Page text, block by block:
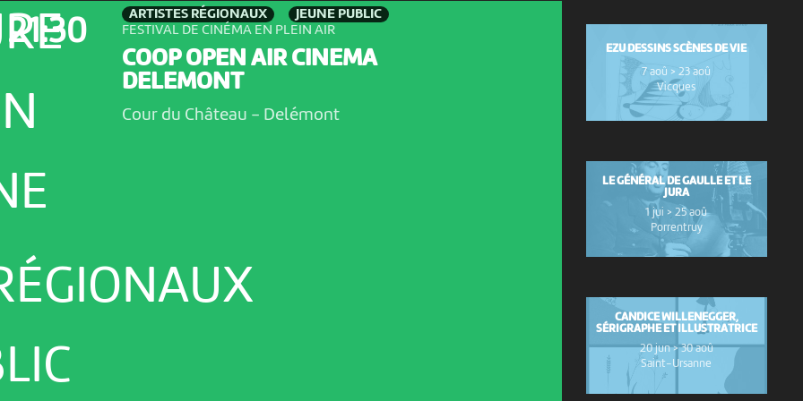
21:30
ARTISTES RÉGIONAUX
JEUNE PUBLIC
FESTIVAL DE CINÉMA EN PLEIN AIR
COOP OPEN AIR CINEMA
DELEMONT
Cour du Château - Delémont
EZU DESSINS SCÈNES DE VIE
7 aoû > 23 aoû
Vicques
LE GÉNÉRAL DE GAULLE ET LE
JURA
1 jui > 25 aoû
Porrentruy
CANDICE WILLENEGGER,
SÉRIGRAPHE ET ILLUSTRATRICE
20 jun > 30 aoû
Saint-Ursanne